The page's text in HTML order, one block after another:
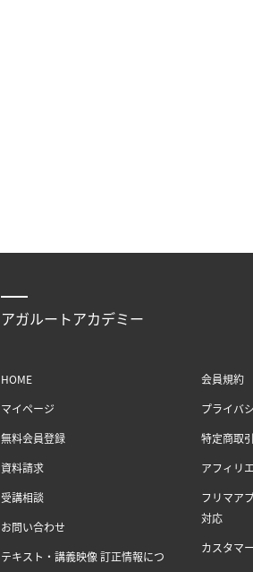
アガルートアカデミー
HOME
マイページ
無料会員登録
資料請求
受講相談
お問い合わせ
テキスト・講義映像 訂正情報につ
会員規約
プライバ
特定商取
アフィリ
フリマア
対応
カスタマ